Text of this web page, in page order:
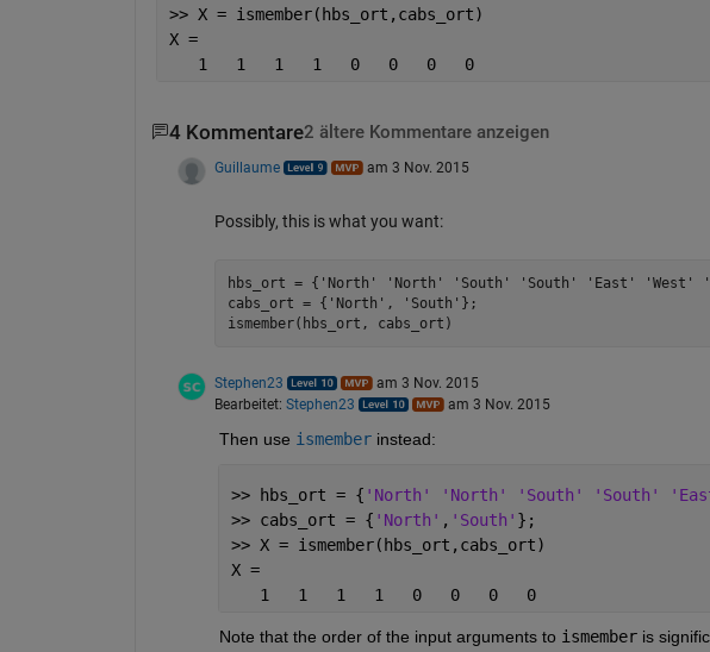
>> X = ismember(hbs_ort,cabs_ort)
X =
   1   1   1   1   0   0   0   0
4 Kommentare2 ältere Kommentare anzeigen
Guillaume am 3 Nov. 2015
Possibly, this is what you want:
hbs_ort = {'North' 'North' 'South' 'South' 'East' 'West'
cabs_ort = {'North', 'South'};
Stephen23
am 3 Nov. 2015
Bearbeitet: Stephen23 am 3 Nov. 2015
Then use ismember instead:
>> hbs_ort = { 'North' 'North' 'South' 'South'
>> cabs_ort = { 'North' , 'South' };
>> X = ismember(hbs_ort,cabs_ort)
X =
   1   1   1   1   0   0   0   0
Note that the order of the input arguments to ismember is